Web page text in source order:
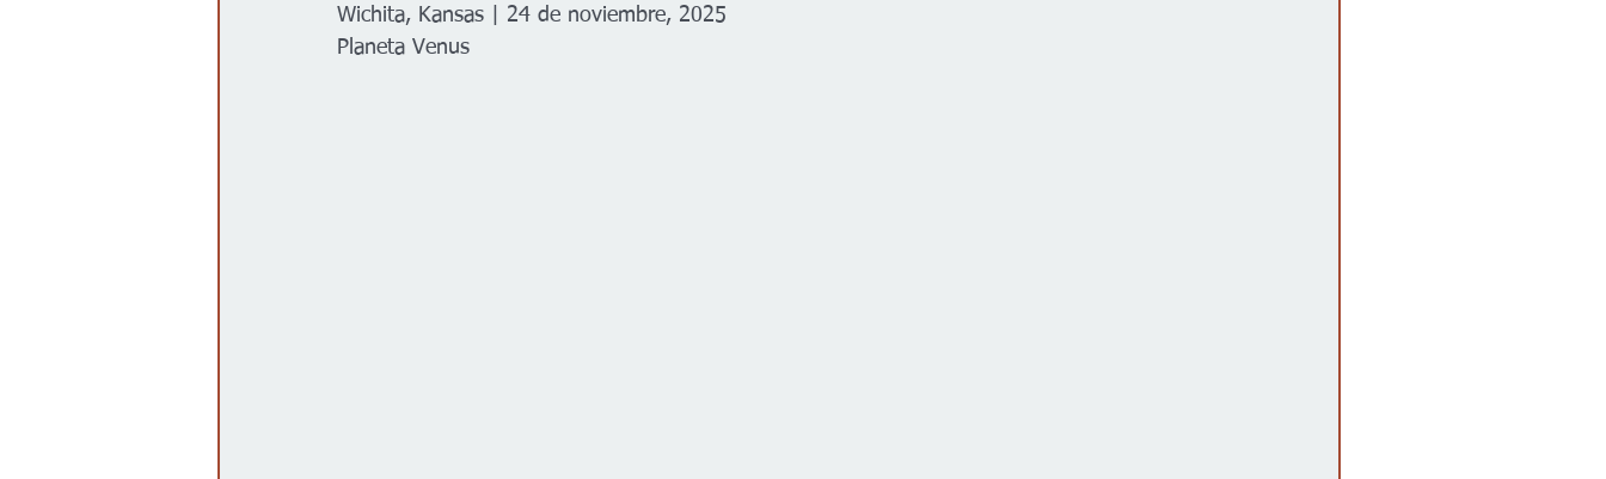
Espectáculos
Wichita, Kansas | 24 de noviembre, 2025
Planeta Venus